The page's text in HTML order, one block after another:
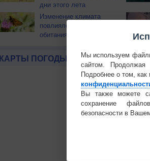
дни этого лета
Изменение климата
повлияло на ареал
обитания бабочек
КАРТЫ ПОГОДЫ
Мы используем
сайтом. Продолжая
Подробнее о том,
Вы также можете
сохранение
безопасности в